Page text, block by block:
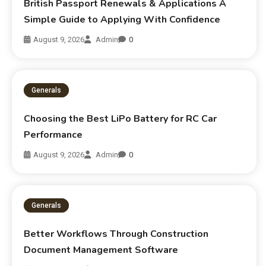
British Passport Renewals & Applications A
Simple Guide to Applying With Confidence
August 9, 2026 Admin 0
Generals
Choosing the Best LiPo Battery for RC Car
Performance
August 9, 2026 Admin 0
Generals
Better Workflows Through Construction
Document Management Software